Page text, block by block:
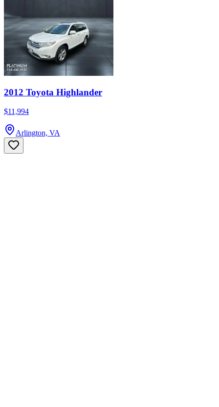
2012 Toyota Highlander
$11,994
Arlington, VA